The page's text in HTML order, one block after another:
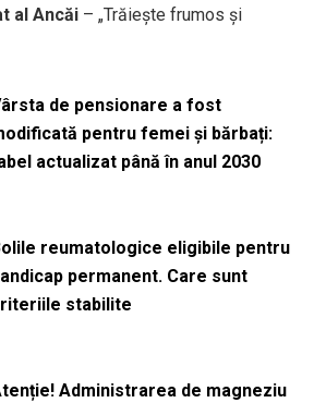
al Ancăi – „Trăiește frumos și
de pensionare a fost
pentru femei și bărbați:
actualizat până în anul 2030
reumatologice eligibile pentru
permanent. Care sunt
stabilite
Administrarea de magneziu